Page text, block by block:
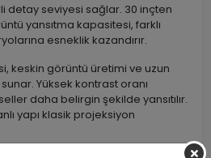
detay seviyesi sağlar. 30 inçten
yansıtma kapasitesi, farklı
esneklik kazandırır.
keskin görüntü üretimi ve uzun
Yüksek kontrast oranı
daha belirgin şekilde yansıtılır.
yapı klasik projeksiyon